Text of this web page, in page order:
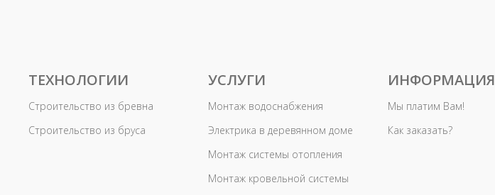
ТЕХНОЛОГИИ
Строительство из бревна
Строительство из бруса
УСЛУГИ
Монтаж водоснабжения
Электрика в деревянном доме
Монтаж системы отопления
Монтаж кровельной системы
ИНФОРМАЦИЯ
Мы платим Вам!
Как заказать?